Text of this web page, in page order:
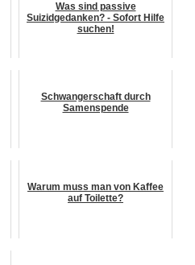
Was sind passive
Suizidgedanken? - Sofort Hilfe
suchen!
Schwangerschaft durch
Samenspende
Warum muss man von Kaffee
auf Toilette?